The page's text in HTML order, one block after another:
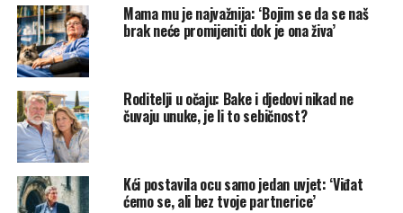
Mama mu je najvažnija: ‘Bojim se da se naš
brak neće promijeniti dok je ona živa’
Roditelji u očaju: Bake i djedovi nikad ne
čuvaju unuke, je li to sebičnost?
Kći postavila ocu samo jedan uvjet: ‘Viđat
ćemo se, ali bez tvoje partnerice’